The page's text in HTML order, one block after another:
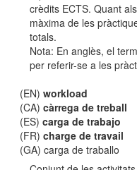
crèdits ECTS. Quant
màxima de les
totals.
Nota: En anglès, el
per referir-se a les
(EN)workload
(CA)càrrega de treball
(ES)carga de trabajo
(FR)charge de travail
(GA) carga de traballo